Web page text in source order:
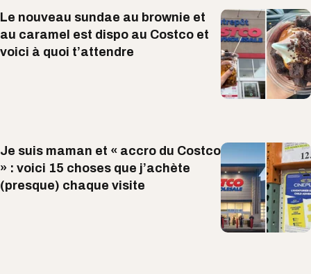
Le nouveau sundae au brownie et
au caramel est dispo au Costco et
voici à quoi t’attendre
Je suis maman et « accro du Costco
» : voici 15 choses que j’achète
(presque) chaque visite